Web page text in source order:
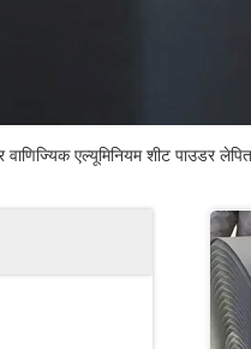
वाणिज्यिक एल्यूमिनियम शीट पाउडर